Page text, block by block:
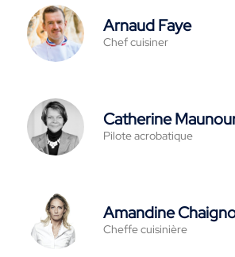
Arnaud Faye
Chef cuisiner
Catherine
Pilote acrobatique
Amandine
Cheffe cuisinière